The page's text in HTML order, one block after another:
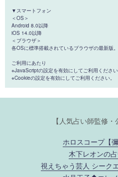
▼スマートフォン
＜OS＞
Android 8.0以降
iOS 14.0以降
＜ブラウザ＞
各OSに標準搭載されているブラウザの最新版。
ご利用にあたり
※JavaScriptの設定を有効にしてご利用ください
※Cookieの設定を有効にしてご利用ください。
【人気占い師監修・
ホロスコープ【
木下レオンの
視えちゃう芸人 シーク